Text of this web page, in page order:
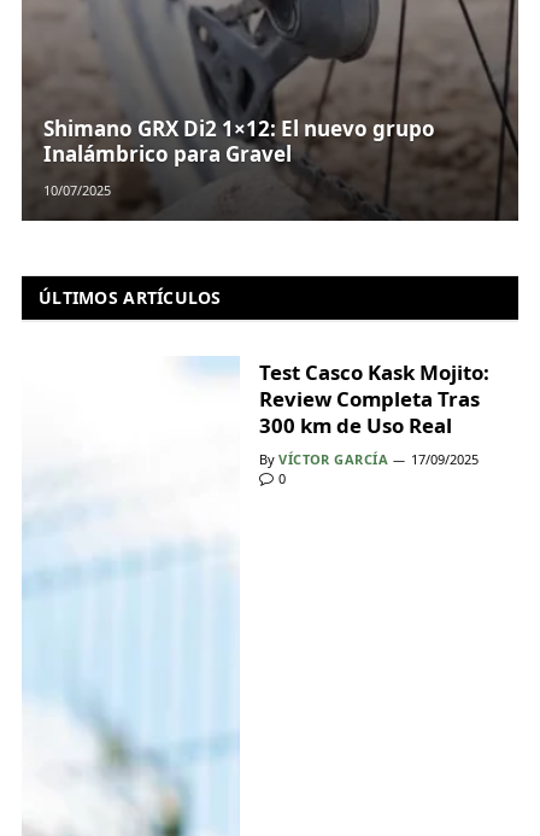
Shimano GRX Di2 1×12: El nuevo grupo
Inalámbrico para Gravel
10/07/2025
ÚLTIMOS ARTÍCULOS
Test Casco Kask Mojito:
Review Completa Tras
300 km de Uso Real
By VÍCTOR GARCÍA
17/09/2025
0